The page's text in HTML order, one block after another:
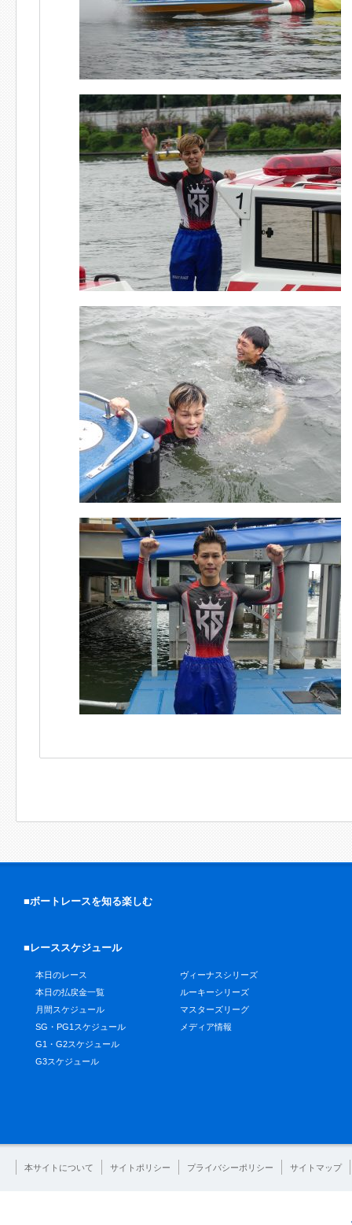
■ボートレースを知る楽しむ
■レーススケジュール
本日のレース
本日の払戻金一覧
月間スケジュール
SG・PG1スケジュール
G1・G2スケジュール
G3スケジュール
ヴィーナスシリーズ
ルーキーシリーズ
マスターズリーグ
メディア情報
本サイトについて サイトポリシー プライバシーポリシー サイトマップ